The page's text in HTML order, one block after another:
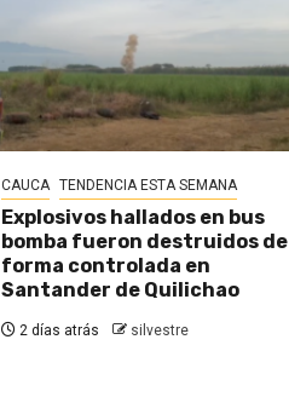
CAUCA TENDENCIA ESTA SEMANA
Explosivos hallados en bus
bomba fueron destruidos de
forma controlada en
Santander de Quilichao
2 días atrás silvestre